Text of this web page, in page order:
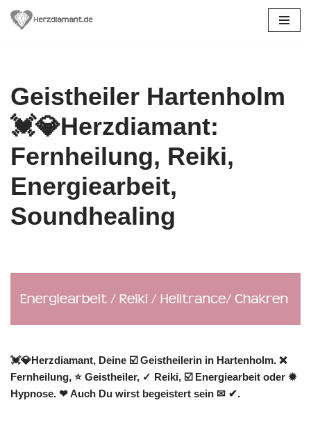
Geistheiler Hartenholm
💓️💎Herzdiamant:
Fernheilung, Reiki,
Energiearbeit,
Soundhealing
💓️💎Herzdiamant, Deine ☑️ Geistheilerin in Hartenholm. ❌
Fernheilung, ⭐ Geistheiler, ✓ Reiki, ☑️ Energiearbeit oder ✹
Hypnose. ❤ Auch Du wirst begeistert sein ✉ ✔.